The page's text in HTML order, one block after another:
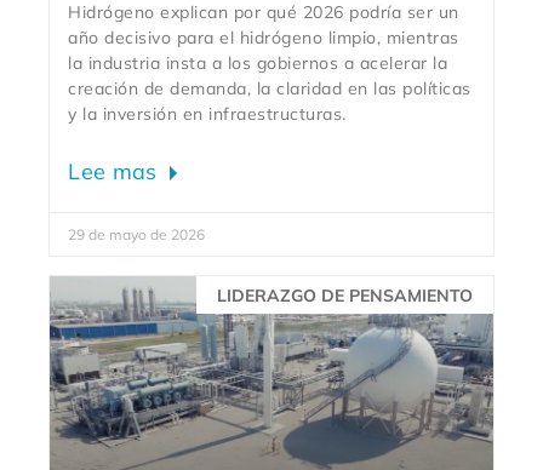
Hidrógeno explican por qué 2026 podría ser un
año decisivo para el hidrógeno limpio, mientras
la industria insta a los gobiernos a acelerar la
creación de demanda, la claridad en las políticas
y la inversión en infraestructuras.
Lee mas
29 de mayo de 2026
LIDERAZGO DE PENSAMIENTO